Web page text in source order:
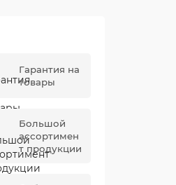
Гарантия на
товары
Большой
ассортимен
т продукции